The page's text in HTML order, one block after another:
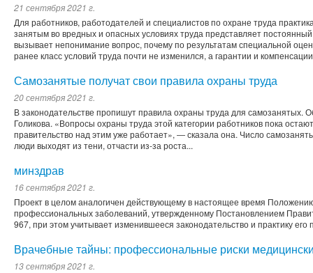
21 сентября 2021 г.
Для работников, работодателей и специалистов по охране труда
занятым во вредных и опасных условиях труда представляет
вызывает непонимание вопрос, почему по результатам специальной
ранее класс условий труда почти не изменился, а гарантии и
Самозанятые получат свои правила охраны труда
20 сентября 2021 г.
В законодательстве пропишут правила охраны труда для самозанятых.
Голикова. «Вопросы охраны труда этой категории работников пока
правительство над этим уже работает», ― сказала она. Число
люди выходят из тени, отчасти из-за роста...
минздрав
16 сентября 2021 г.
Проект в целом аналогичен действующему в настоящее время
профессиональных заболеваний, утвержденному Постановлением
967, при этом учитывает изменившееся законодательство и практику его
Врачебные тайны: профессиональные риски
13 сентября 2021 г.